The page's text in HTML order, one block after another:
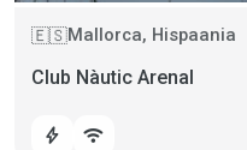
🇪🇸Mallorca, Hispaania
Club Nàutic Arenal
bolt wifi